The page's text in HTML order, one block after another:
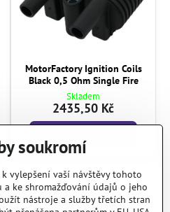
MotorFactory Ignition Coils
Black 0,5 Ohm Single Fire
Skladem
2435,50 Kč
produkty
soukromí
vylepšení vaší návštěvy tohoto
a ke shromažďování údajů o jeho
nástroje a služby třetích stran